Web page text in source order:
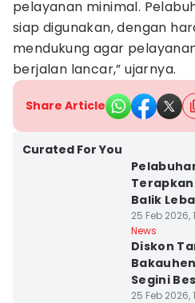
pelayanan minimal.
siap digunakan, dengan
mendukung agar
berjalan lancar,” ujarnya.
Share Article
Curated For You
Balik
25 Feb 2026,
News
Diskon
Segini
25 Feb 2026,